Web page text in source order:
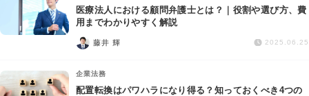
IT・ネット
資金調達
企業法務
医療法人における顧問弁護士とは？｜役割や選び方、費
用までわかりやすく解説
藤井 輝 2025.06.25
企業法務
配置転換はパワハラになり得る？知っておくべき4つの